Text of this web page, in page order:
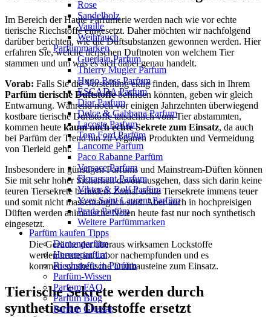
Rose
Sandelholz
Vanille
Weihrauch
Parfümmarken
Guerlain Parfum
Thierry Mugler Parfum
Hugo Boss Parfum
ESCADA Parfum
Dior Parfum
Dolce & Gabbana Parfum
Lacoste Parfum
Tom Ford Parfüm
Lancome Parfum
Paco Rabanne Parfüm
Versace Parfum
Florascent Parfum
Viktor & Rolf Parfüm
Yves Saint Laurent Parfüm
Prada Parfüm
Weitere Parfümmarken
Parfüm kaufen Tipps
Damenparfüm
Herrenparfüm
Riechstoffe in Parfüm
Parfüm-Wissen
Parfum FAQ
Parfüm Blog
Parfüm Glossar
Im Bereich der Haute Parfumerie werden nach wie vor echte
tierische Riechstoffe eingesetzt. Daher möchten wir nachfolgend
darüber berichten, wie die Duftsubstanzen gewonnen werden. Hier
erfahren Sie, welche tierischen Duftnoten von welchem Tier
stammen und um was es sich dabei genau handelt.
Vorab: Falls Sie die Vorstellung eklig finden, dass sich in Ihrem
Parfüm tierische Duftstoffebefinden könnten, geben wir gleich
Entwarnung. Während noch vor einigen Jahrzehnten überwiegend
kostbare tierische Duftstoffe tatsächlich vom Tier abstammten,
kommen heute kaum noch echte Sekrete zum Einsatz, da auch
bei Parfüm der Trend hin zu veganen Produkten und Vermeidung
von Tierleid geht.
Insbesondere in günstigen Parfums und Mainstream-Düften können
Sie mit sehr hoher Sicherheit davon ausgehen, dass sich darin keine
teuren Tiersekrete befinden. Zumal echte Tiersekrete immens teuer
und somit nicht massentauglich sind. Aber auch in hochpreisigen
Düften werden animalische Noten heute fast nur noch synthetisch
eingesetzt.
Die Gerüche der überaus wirksamen Lockstoffe
werden heute im Labor nachempfunden und es
kommen synthetische Duftbausteine zum Einsatz.
Tierische Sekrete werden durch
synthetische Duftstoffe ersetzt